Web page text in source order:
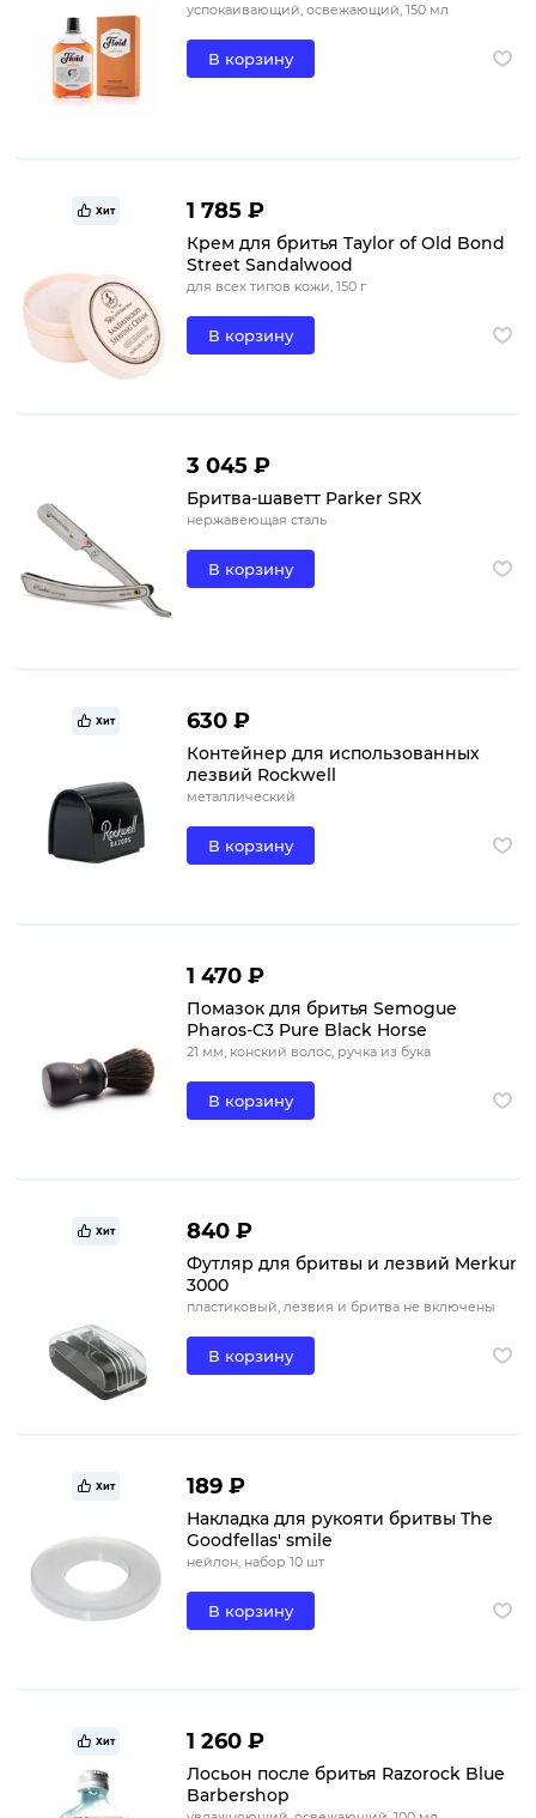
успокаивающий, освежающий, 150 мл
В корзину
Хит 1 785 ₽
Крем для бритья Taylor of Old Bond
Street Sandalwood
для всех типов кожи, 150 г
В корзину
3 045 ₽
Бритва-шаветт Parker SRX
нержавеющая сталь
В корзину
Хит 630 ₽
Контейнер для использованных
лезвий Rockwell
металлический
В корзину
1 470 ₽
Помазок для бритья Semogue
Pharos-C3 Pure Black Horse
21 мм, конский волос, ручка из бука
В корзину
Хит 840 ₽
Футляр для бритвы и лезвий Merkur
3000
пластиковый, лезвия и бритва не включены
В корзину
Хит 189 ₽
Накладка для рукояти бритвы The
Goodfellas' smile
нейлон, набор 10 шт
В корзину
Хит 1 260 ₽
Лосьон после бритья Razorock Blue
Barbershop